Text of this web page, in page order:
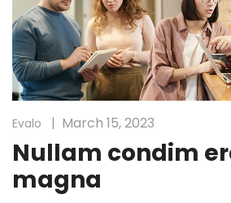
Evalo March 15, 2023
Nullam condim
magna